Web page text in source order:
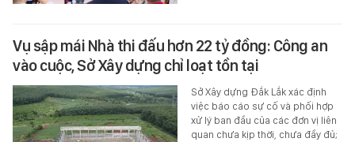
Vụ sập mái Nhà thi đấu hơn 22 tỷ đồng: Công an
vào cuộc, Sở Xây dựng chỉ loạt tồn tại
Sở Xây dựng Đắk Lắk xác định
việc báo cáo sự cố và phối hợp
xử lý ban đầu của các đơn vị liên
quan chưa kịp thời, chưa đầy đủ;